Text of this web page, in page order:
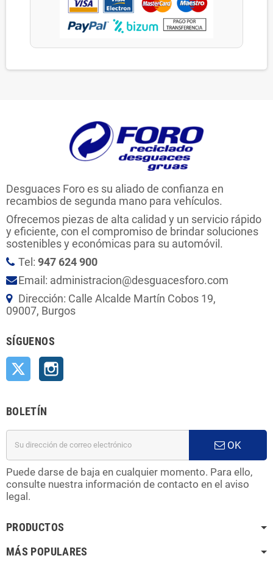
Desguaces Foro es su aliado de confianza en
recambios de segunda mano para vehículos.
Ofrecemos piezas de alta calidad y un servicio rápido
y eficiente, con el compromiso de brindar soluciones
sostenibles y económicas para su automóvil.
Tel: 947 624 900
Email: administracion@desguacesforo.com
Dirección: Calle Alcalde Martín Cobos 19,
09007, Burgos
SÍGUENOS
Twitter
BOLETÍN
OK
Puede darse de baja en cualquier momento. Para ello,
consulte nuestra información de contacto en el aviso
legal.
PRODUCTOS
MÁS POPULARES